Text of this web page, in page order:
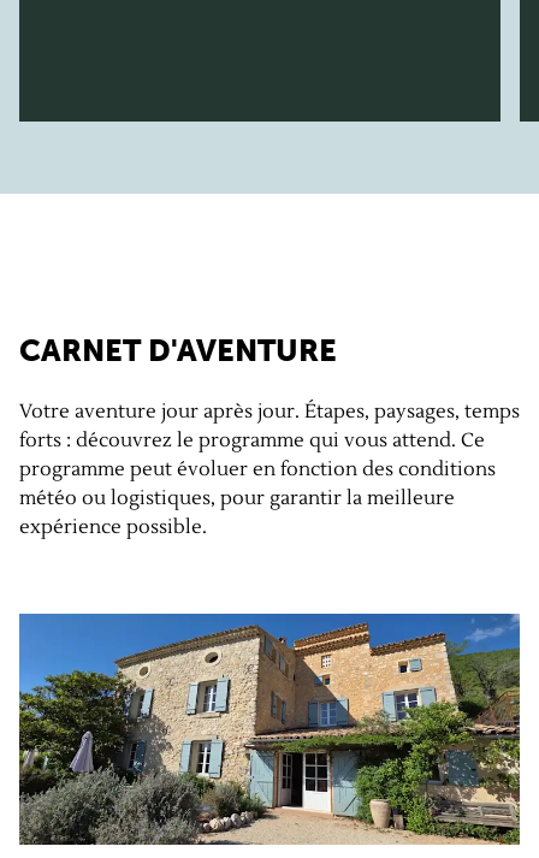
CARNET D'AVENTURE
Votre aventure jour après jour. Étapes, paysages, temps
forts : découvrez le programme qui vous attend. Ce
programme peut évoluer en fonction des conditions
météo ou logistiques, pour garantir la meilleure
expérience possible.